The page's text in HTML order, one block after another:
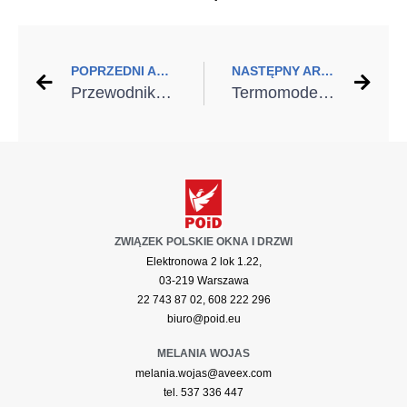
POPRZEDNI ARTYKUŁ
Przewodnik po wielofunkcyjnych drzwiach do domu – od piwnicy aż po dach
NASTĘPNY ARTYKUŁ
Termomodernizacja domu z efektem eko
ZWIĄZEK POLSKIE OKNA I DRZWI
Elektronowa 2 lok 1.22,
03-219 Warszawa
22 743 87 02, 608 222 296
biuro@poid.eu
MELANIA WOJAS
melania.wojas@aveex.com
tel. 537 336 447